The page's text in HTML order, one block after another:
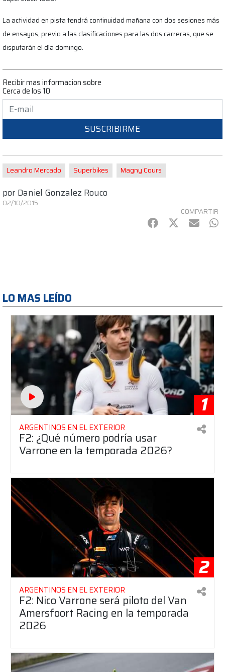
La actividad en pista tendrá continuidad mañana con dos sesiones más
de ensayos, previo a las clasificaciones para las dos carreras, que se
disputarán el día domingo.
Recibir mas informacion sobre
Cerca de los 10
SUSCRIBIRME
Leandro Mercado Superbikes Magny Cours
por Daniel Gonzalez Rouco
02/10/2015
COMPARTIR
Facebook
Twitter
mail
LO MAS LEÍDO
1
ARGENTINOS EN EL EXTERIOR
F2: ¿Qué número podría usar
Varrone en la temporada 2026?
2
ARGENTINOS EN EL EXTERIOR
F2: Nico Varrone será piloto del Van
Amersfoort Racing en la temporada
2026